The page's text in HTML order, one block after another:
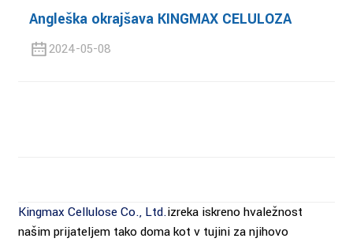
Angleška okrajšava KINGMAX CELULOZA
2024-05-08
Kingmax Cellulose Co., Ltd.izreka iskreno hvaležnost
našim prijateljem tako doma kot v tujini za njihovo